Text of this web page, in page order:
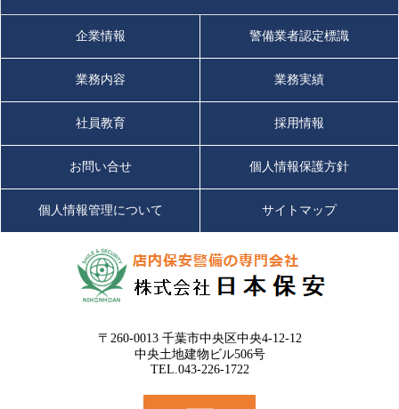
企業情報 警備業者認定標識
業務内容 業務実績
社員教育 採用情報
お問い合せ 個人情報保護方針
個人情報管理について サイトマップ
〒260-0013 千葉市中央区中央4-12-12
中央土地建物ビル506号
TEL.043-226-1722